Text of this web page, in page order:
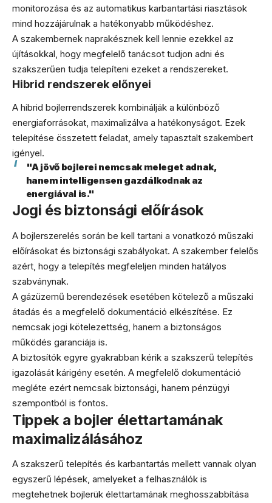
monitorozása és az automatikus karbantartási riasztások
mind hozzájárulnak a hatékonyabb működéshez.
A szakembernek naprakésznek kell lennie ezekkel az
újításokkal, hogy megfelelő tanácsot tudjon adni és
szakszerűen tudja telepíteni ezeket a rendszereket.
Hibrid rendszerek előnyei
A hibrid bojlerrendszerek kombinálják a különböző
energiaforrásokat, maximalizálva a hatékonyságot. Ezek
telepítése összetett feladat, amely tapasztalt szakembert
igényel.
"A jövő bojlerei nemcsak meleget adnak,
hanem intelligensen gazdálkodnak az
energiával is."
Jogi és biztonsági előírások
A bojlerszerelés során be kell tartani a vonatkozó műszaki
előírásokat és biztonsági szabályokat. A szakember felelős
azért, hogy a telepítés megfeleljen minden hatályos
szabványnak.
A gázüzemű berendezések esetében kötelező a műszaki
átadás és a megfelelő dokumentáció elkészítése. Ez
nemcsak jogi kötelezettség, hanem a biztonságos
működés garanciája is.
A biztosítók egyre gyakrabban kérik a szakszerű telepítés
igazolását kárigény esetén. A megfelelő dokumentáció
megléte ezért nemcsak biztonsági, hanem pénzügyi
szempontból is fontos.
Tippek a bojler élettartamának
maximalizálásához
A szakszerű telepítés és karbantartás mellett vannak olyan
egyszerű lépések, amelyeket a felhasználók is
megtehetnek bojlerük élettartamának meghosszabbítása